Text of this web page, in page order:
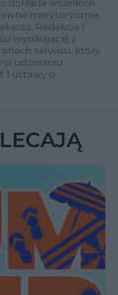
dokłada wszelkich
merytorycznie,
Redakcja i
wynikającej z
serwisu, który
udzielaniu
1 ustawy o